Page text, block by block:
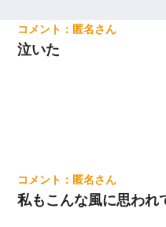
匿名
泣いた
匿名
私もこんな風に思われ